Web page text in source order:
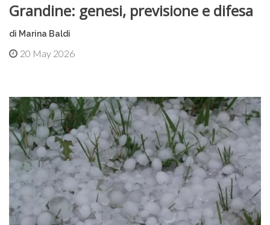
Grandine: genesi, previsione e difesa
di Marina Baldi
20 May 2026